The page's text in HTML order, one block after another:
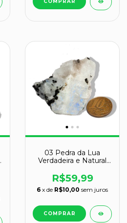
03 Pedra da Lua
Verdadeira e Natural
B
R$59,99
6 x de R$10,00 sem juros